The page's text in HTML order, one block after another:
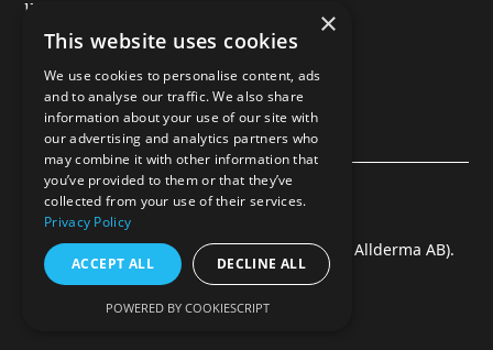
116 74 Stockholm
Kontakt:
+46108-89 93 10
kundtjanst@allderma.se
© 2025 Baltex Health & Beauty AB (En del av Allderma AB).
Alle rettigheter forbeholdt
Personvernerklæring
×
This website uses cookies
We use cookies to personalise content, ads
and to analyse our traffic. We also share
information about your use of our site with
our advertising and analytics partners who
may combine it with other information that
you’ve provided to them or that they’ve
collected from your use of their services.
Privacy Policy
ACCEPT ALL DECLINE ALL
POWERED BY COOKIESCRIPT